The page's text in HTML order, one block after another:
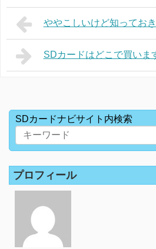
ややこしいけど知ってお
SDカードはどこで買いま
SDカードナビサイト内検索
プロフィール